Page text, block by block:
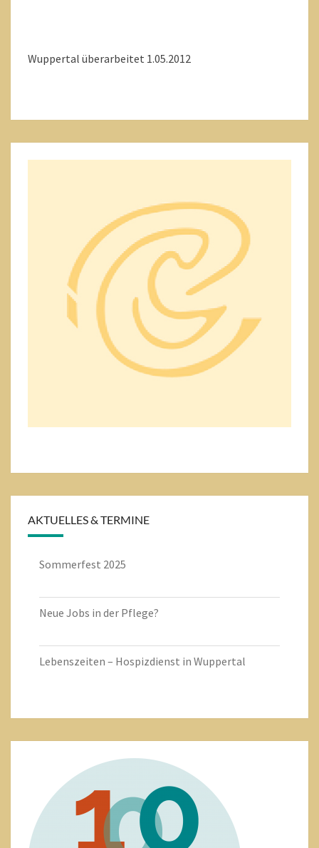
Wuppertal überarbeitet 1.05.2012
AKTUELLES & TERMINE
Sommerfest 2025
Neue Jobs in der Pflege?
Lebenszeiten – Hospizdienst in Wuppertal